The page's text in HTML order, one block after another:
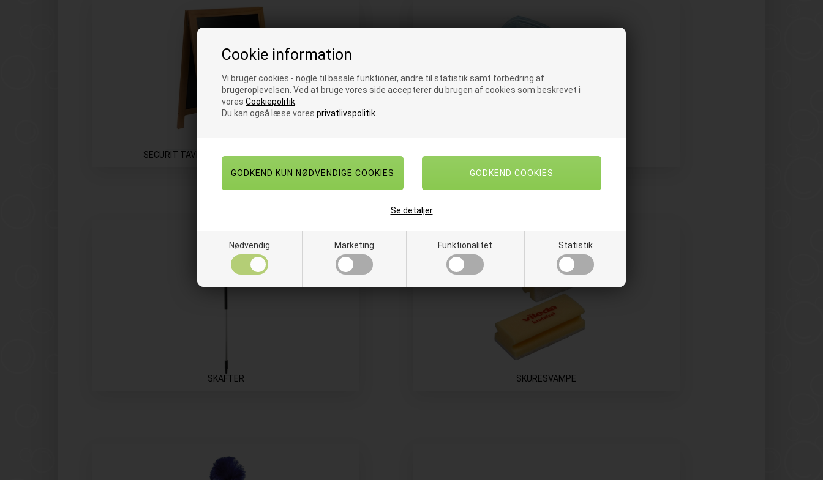
Cookie information
Vi bruger cookies - nogle til basale funktioner, andre til statistik samt forbedring af
brugeroplevelsen. Ved at bruge vores side accepterer du brugen af cookies som beskrevet i
vores Cookiepolitik
Du kan også læse vores privatlivspolitik
Nødvendig Marketing Funktionalitet Statistik
Se detaljer
SECURIT TAVLESKILTE OG KRIDTMARKERE SIKKERHEDSUDSTYR
SKAFTER SKURESVAMPE